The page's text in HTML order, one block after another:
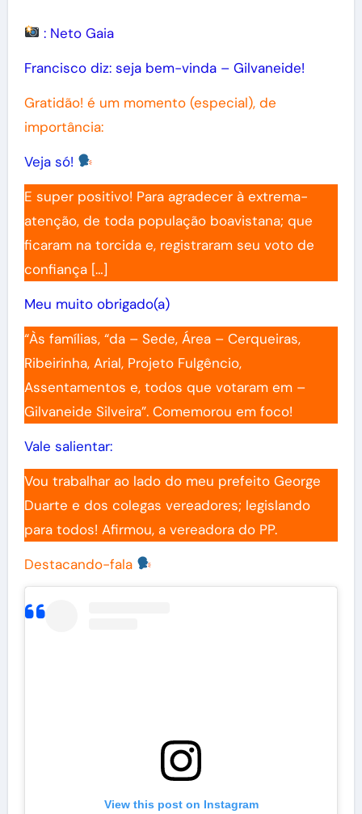
: Neto Gaia
Francisco diz: seja bem-vinda – Gilvaneide!
Gratidão! é um momento (especial), de
importância:
Veja só!
E super positivo! Para agradecer à extrema-
atenção, de toda população boavistana; que
ficaram na torcida e, registraram seu voto de
confiança […]
Meu muito obrigado(a)
“Às famílias, “da – Sede, Área – Cerqueiras,
Ribeirinha, Arial, Projeto Fulgêncio,
Assentamentos e, todos que votaram em –
Gilvaneide Silveira”. Comemorou em foco!
Vale salientar:
Vou trabalhar ao lado do meu prefeito George
Duarte e dos colegas vereadores; legislando
para todos! Afirmou, a vereadora do PP.
Destacando-fala
View this post on Instagram